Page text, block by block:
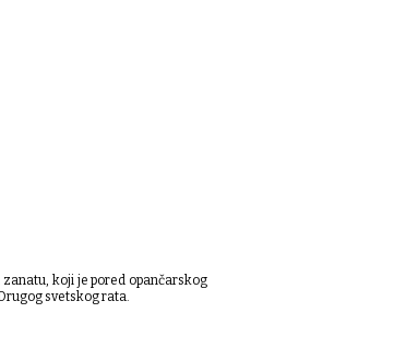
koji je pored opančarskog
svetskog rata.